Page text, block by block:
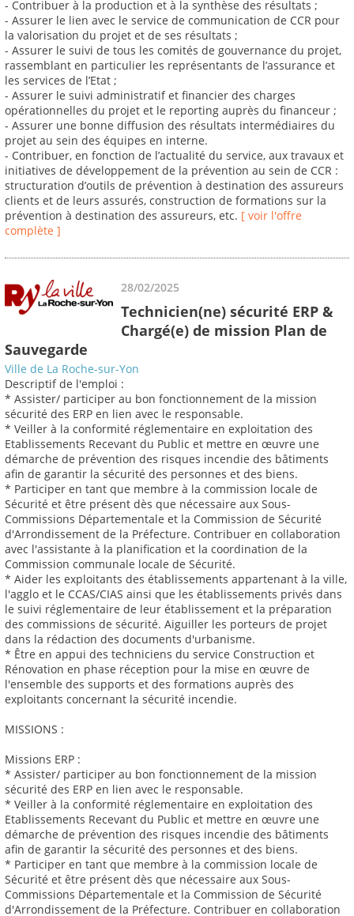
- Contribuer à la production et à la synthèse des résultats ;
- Assurer le lien avec le service de communication de CCR pour
la valorisation du projet et de ses résultats ;
- Assurer le suivi de tous les comités de gouvernance du projet,
rassemblant en particulier les représentants de l’assurance et
les services de l’Etat ;
- Assurer le suivi administratif et financier des charges
opérationnelles du projet et le reporting auprès du financeur ;
- Assurer une bonne diffusion des résultats intermédiaires du
projet au sein des équipes en interne.
- Contribuer, en fonction de l’actualité du service, aux travaux et
initiatives de développement de la prévention au sein de CCR :
structuration d’outils de prévention à destination des assureurs
clients et de leurs assurés, construction de formations sur la
prévention à destination des assureurs, etc. [ voir l'offre
complète ]
28/02/2025
Technicien(ne) sécurité ERP &
Chargé(e) de mission Plan de
Sauvegarde
Ville de La Roche-sur-Yon
Descriptif de l'emploi :
* Assister/ participer au bon fonctionnement de la mission
sécurité des ERP en lien avec le responsable.
* Veiller à la conformité réglementaire en exploitation des
Etablissements Recevant du Public et mettre en œuvre une
démarche de prévention des risques incendie des bâtiments
afin de garantir la sécurité des personnes et des biens.
* Participer en tant que membre à la commission locale de
Sécurité et être présent dès que nécessaire aux Sous-
Commissions Départementale et la Commission de Sécurité
d'Arrondissement de la Préfecture. Contribuer en collaboration
avec l'assistante à la planification et la coordination de la
Commission communale locale de Sécurité.
* Aider les exploitants des établissements appartenant à la ville,
l'agglo et le CCAS/CIAS ainsi que les établissements privés dans
le suivi réglementaire de leur établissement et la préparation
des commissions de sécurité. Aiguiller les porteurs de projet
dans la rédaction des documents d'urbanisme.
* Être en appui des techniciens du service Construction et
Rénovation en phase réception pour la mise en œuvre de
l'ensemble des supports et des formations auprès des
exploitants concernant la sécurité incendie.
MISSIONS :
Missions ERP :
* Assister/ participer au bon fonctionnement de la mission
sécurité des ERP en lien avec le responsable.
* Veiller à la conformité réglementaire en exploitation des
Etablissements Recevant du Public et mettre en œuvre une
démarche de prévention des risques incendie des bâtiments
afin de garantir la sécurité des personnes et des biens.
* Participer en tant que membre à la commission locale de
Sécurité et être présent dès que nécessaire aux Sous-
Commissions Départementale et la Commission de Sécurité
d'Arrondissement de la Préfecture. Contribuer en collaboration